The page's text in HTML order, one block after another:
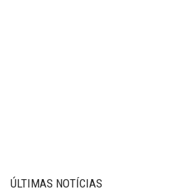
ÚLTIMAS NOTÍCIAS